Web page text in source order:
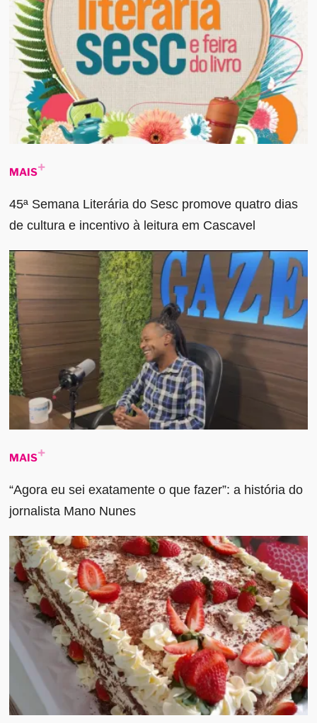
MAIS
45ª Semana Literária do Sesc promove quatro dias
de cultura e incentivo à leitura em Cascavel
MAIS
“Agora eu sei exatamente o que fazer”: a história do
jornalista Mano Nunes